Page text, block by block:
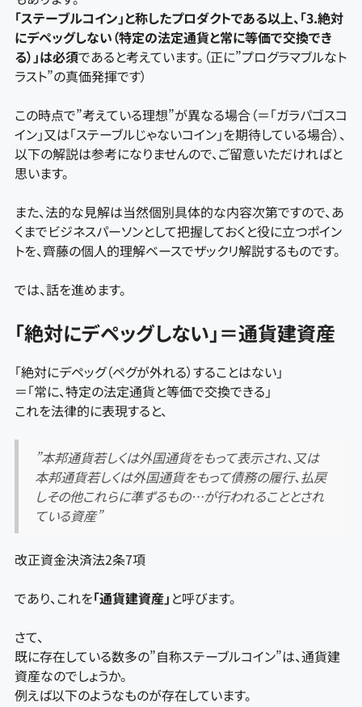
「ステーブルコイン」と称したプロダクトである以上、「3.絶対
にデペッグしない（特定の法定通貨と常に等価で交換でき
る）」は必須であると考えています。（正に”プログラマブルなト
ラスト”の真価発揮です）
この時点で”考えている理想”が異なる場合（＝「ガラパゴスコ
イン」又は「ステーブルじゃないコイン」を期待している場合）、
以下の解説は参考になりませんので、ご留意いただければと
思います。
また、法的な見解は当然個別具体的な内容次第ですので、あ
くまでビジネスパーソンとして把握しておくと役に立つポイン
トを、齊藤の個人的理解ベースでザックリ解説するものです。
では、話を進めます。
「絶対にデペッグしない」＝通貨建資産
「絶対にデペッグ（ペグが外れる）することはない」
＝「常に、特定の法定通貨と等価で交換できる」
これを法律的に表現すると、
”本邦通貨若しくは外国通貨をもって表示され、又は
本邦通貨若しくは外国通貨をもって債務の履行、払戻
しその他これらに準ずるもの…が行われることとされ
ている資産”
改正資金決済法2条7項
であり、これを「通貨建資産」 と呼びます。
さて、
既に存在している数多の”自称ステーブルコイン”は、通貨建
資産なのでしょうか。
例えば以下のようなものが存在しています。